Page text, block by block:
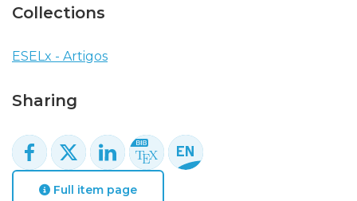
Collections
ESELx - Artigos
Sharing
Full item page